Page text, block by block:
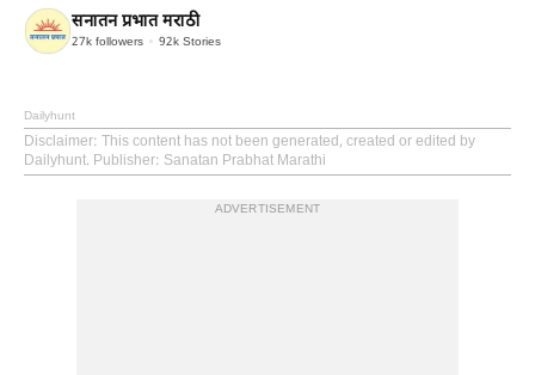
सनातन प्रभात मराठी
27k followers 92k Stories
Dailyhunt
Disclaimer: This content has not been generated, created or edited by
Dailyhunt. Publisher: Sanatan Prabhat Marathi
ADVERTISEMENT